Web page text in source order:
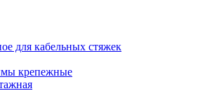
для кабельных стяжек
крепежные